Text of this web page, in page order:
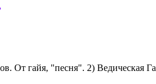
От гайя, "песня". 2) Ведическая